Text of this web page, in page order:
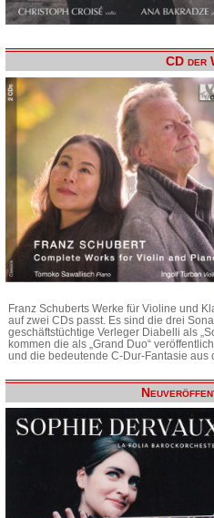
CD der
Franz Schuberts Werke für Violine und
auf zwei CDs passt. Es sind die drei
geschäftstüchtige Verleger Diabelli als
kommen die als „Grand Duo“
und die bedeutende C-Dur-Fantasie aus